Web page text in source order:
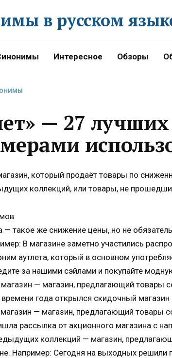
в русском
Интересное Обзоры
— 27
который продаёт товары по
коллекций, или товары, не
— такое же снижение цены, но не
В магазине заметно участились
аутлета, который в основном
за нашими сэйлами и покупайте
— магазин, предлагающий товары
года открылся скидочный
— магазин, предлагающий товары
рассылка от акционного магазина с
коллекций — магазин,
Например: Сегодня на выходных решили